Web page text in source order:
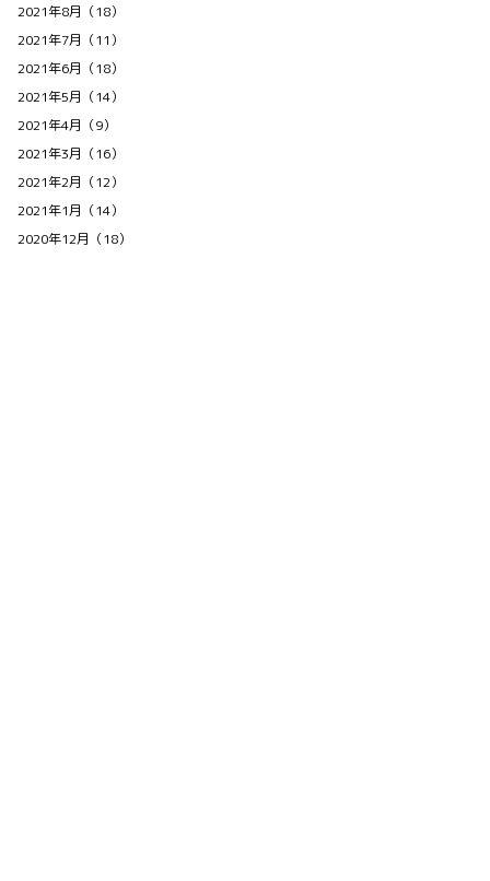
2021年8月（18）
2021年7月（11）
2021年6月（18）
2021年5月（14）
2021年4月（9）
2021年3月（16）
2021年2月（12）
2021年1月（14）
2020年12月（18）